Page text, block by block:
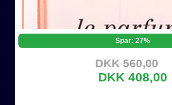
Spar: 27%
DKK 560,00
DKK 408,00